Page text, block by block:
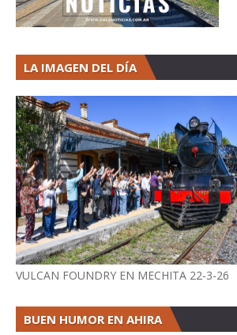
LA IMAGEN DEL DÍA
VULCAN FOUNDRY EN MECHITA 22-3-26
BUEN HUMOR EN AHIRA